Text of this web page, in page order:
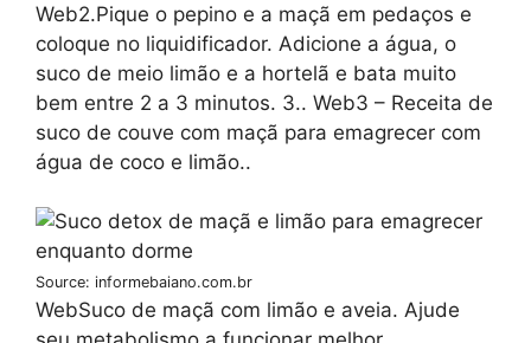
Web2.Pique o pepino e a maçã em pedaços e
coloque no liquidificador. Adicione a água, o
suco de meio limão e a hortelã e bata muito
bem entre 2 a 3 minutos. 3.. Web3 – Receita de
suco de couve com maçã para emagrecer com
água de coco e limão..
Source: informebaiano.com.br
WebSuco de maçã com limão e aveia. Ajude